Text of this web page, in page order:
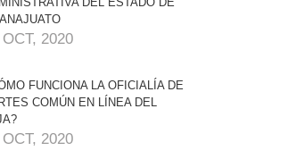
2020
FUNCIONA LA OFICIALÍA DE
COMÚN EN LÍNEA DEL
2020